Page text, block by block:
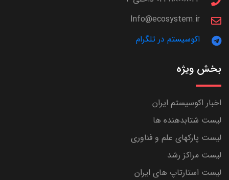
Info@ecosystem.ir
اکوسیستم در تلگرام
بخش ویژه
اخبار اکوسیستم ایران
لیست شتابدهنده ها
لیست پارکهای علم و فناوری
لیست مراکز رشد
لیست استارتاپ های ایران